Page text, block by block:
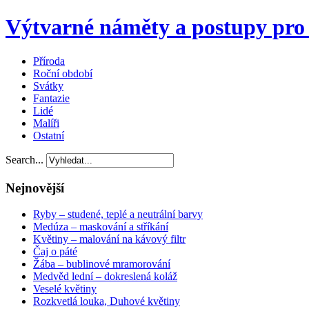
Výtvarné náměty a postupy
Příroda
Roční období
Svátky
Fantazie
Lidé
Malíři
Ostatní
Search...
Nejnovější
Ryby – studené, teplé a neutrální barvy
Medúza – maskování a stříkání
Květiny – malování na kávový filtr
Čaj o páté
Žába – bublinové mramorování
Medvěd lední – dokreslená koláž
Veselé květiny
Rozkvetlá louka, Duhové květiny